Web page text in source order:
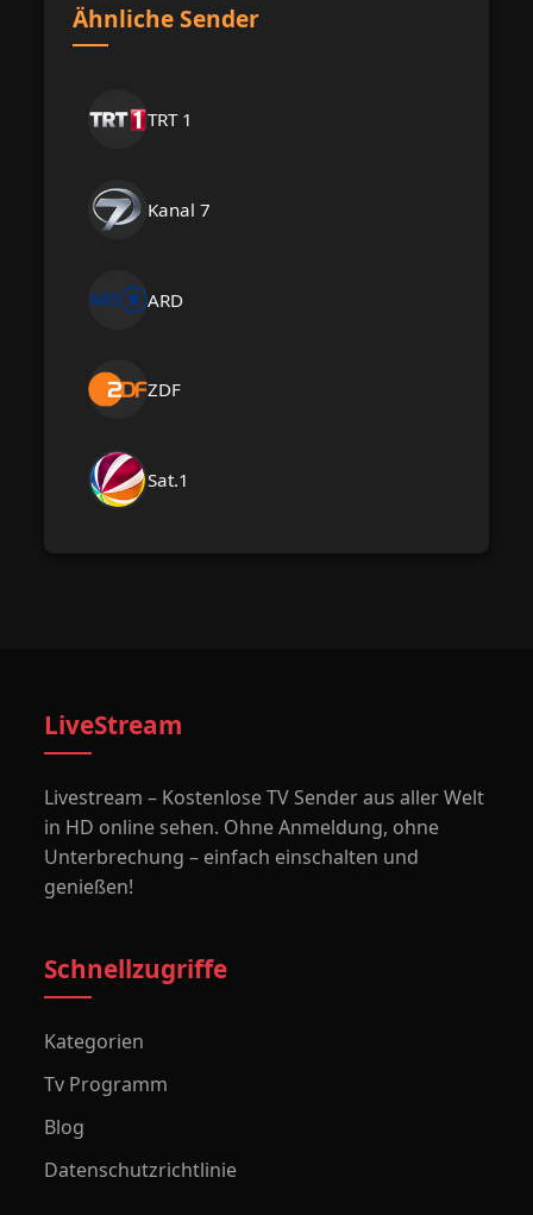
Ähnliche Sender
TRT 1
Kanal 7
ARD
ZDF
Sat.1
LiveStream
Livestream – Kostenlose TV Sender aus aller Welt
in HD online sehen. Ohne Anmeldung, ohne
Unterbrechung – einfach einschalten und
genießen!
Schnellzugriffe
Kategorien
Tv Programm
Blog
Datenschutzrichtlinie